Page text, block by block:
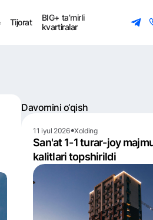
Tijorat
BIG+ ta’mirli
kvartiralar
Davomini o‘qish
11 iyul 2026•Xolding
San'at 1-1 turar-joy
kalitlari topshirildi